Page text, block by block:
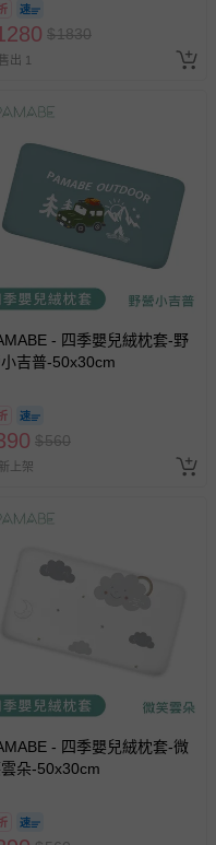
。
退換貨 & 退款問題
灣本島。如您位於離島地
品需加收離島運費。廠商
遠地區、樓層親送等加價
人資料內的查詢訂單內，
是否完好，若商品遇瑕疵
訊、購物流程、付款方
及商品運送方式等有疑
。
遇缺貨即會通知媽咪並協
因，導致無法安排出貨，
事宜，並將提供適當補
$1830
出 1
- 四季嬰兒絨枕套-野
吉普-50x30cm
$560
上架
- 四季嬰兒絨枕套-微
朵-50x30cm